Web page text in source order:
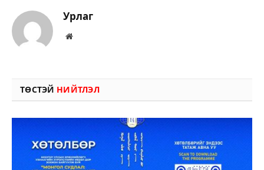
Урлаг
Вэбсайт
ТӨСТЭЙ НИЙТЛЭЛ